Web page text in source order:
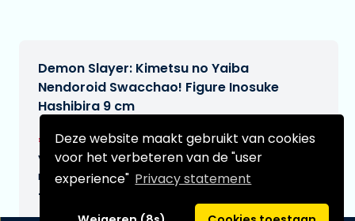
Deze website maakt gebruikt van cookies
voor het verbeteren van de "user
experience" Privacy statement
Demon Slayer: Kimetsu no Yaiba
Nendoroid Swacchao! Figure Inosuke
Hashibira 9 cm
€38,95[Onder voorbehoud]
Verwachtte leverdatum:
n.v.t.
Type: